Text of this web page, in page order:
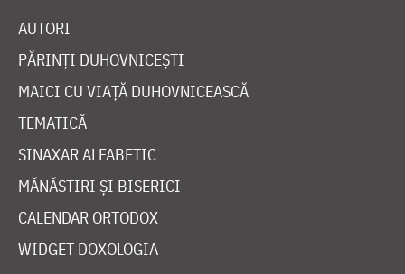
AUTORI
PĂRINȚI DUHOVNICEȘTI
MAICI CU VIAȚĂ DUHOVNICEASCĂ
TEMATICĂ
SINAXAR ALFABETIC
MĂNĂSTIRI ȘI BISERICI
CALENDAR ORTODOX
WIDGET DOXOLOGIA